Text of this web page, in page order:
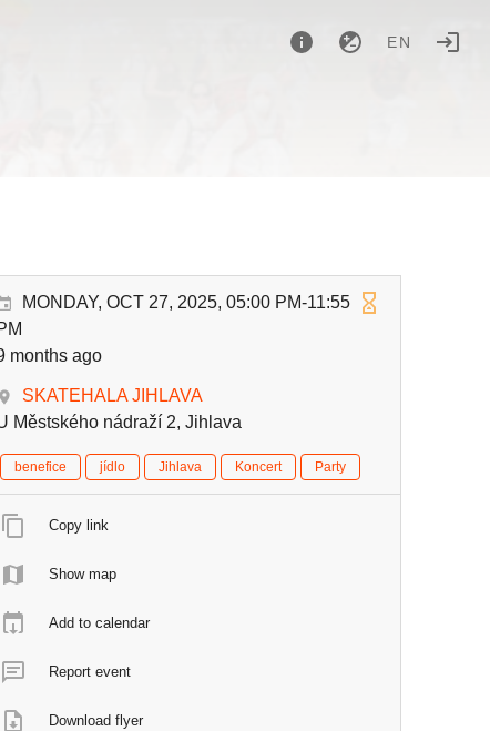
EN
MONDAY, OCT 27, 2025, 05:00 PM-11:55
months ago
SKATEHALA JIHLAVA
Městského nádraží 2, Jihlava
benefice jídlo Jihlava Koncert Party
Copy link
Show map
Add to calendar
Report event
Download flyer